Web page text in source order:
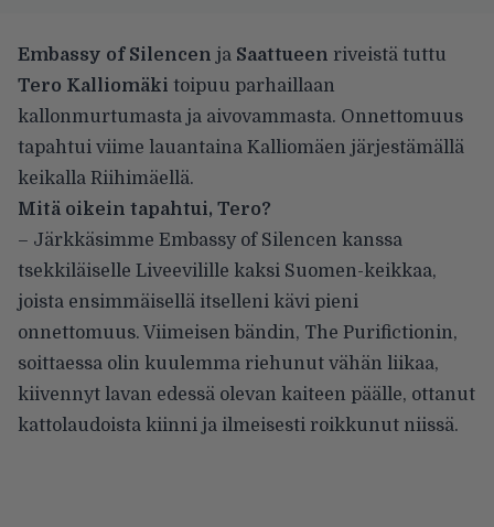
Embassy of Silencen ja Saattueen riveistä tuttu
Tero Kalliomäki toipuu parhaillaan
kallonmurtumasta ja aivovammasta. Onnettomuus
tapahtui viime lauantaina Kalliomäen järjestämällä
keikalla Riihimäellä.
Mitä oikein tapahtui, Tero?
– Järkkäsimme Embassy of Silencen kanssa
tsekkiläiselle Liveevilille kaksi Suomen-keikkaa,
joista ensimmäisellä itselleni kävi pieni
onnettomuus. Viimeisen bändin, The Purifictionin,
soittaessa olin kuulemma riehunut vähän liikaa,
kiivennyt lavan edessä olevan kaiteen päälle, ottanut
kattolaudoista kiinni ja ilmeisesti roikkunut niissä.